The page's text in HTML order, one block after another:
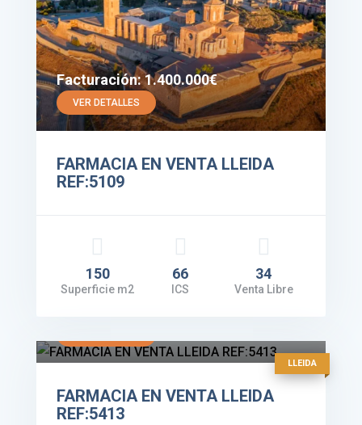
Facturación: 1.400.000€
VER DETALLES
FARMACIA EN VENTA LLEIDA
REF:5109
150
Superficie m2
66
ICS
34
Venta Libre
LLEIDA
FARMACIA EN VENTA LLEIDA
REF:5413